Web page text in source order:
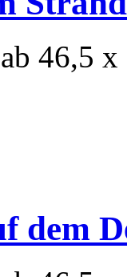
46,5
dem